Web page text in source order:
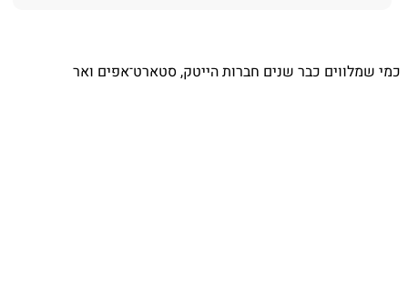
שמלווים כבר שנים חברות הייטק, סטארט־אפים ואר